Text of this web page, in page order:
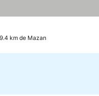
km de Mazan